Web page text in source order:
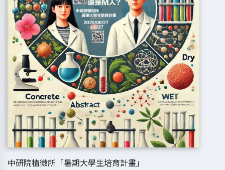
中研院植微所「暑期大學生培育計畫」